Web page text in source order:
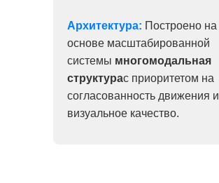
Архитектура: Построено на
основе масштабированной
системы многомодальная
структурас приоритетом на
согласованность движения и
визуальное качество.